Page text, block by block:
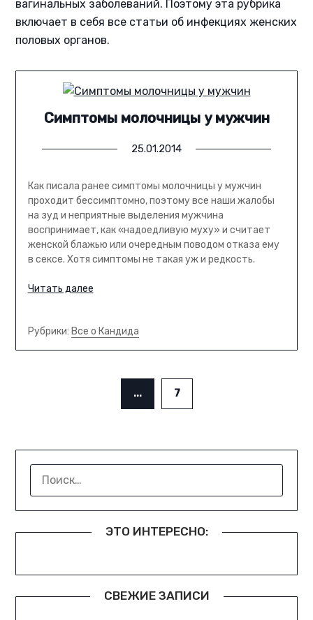
вагинальных заболеваний. Поэтому эта рубрика
включает в себя все статьи об инфекциях женских
половых органов.
Симптомы молочницы у мужчин
25.01.2014
Как писала ранее симптомы молочницы у мужчин
проходит бессимптомно, поэтому все наши жалобы
на зуд и неприятные выделения мужчина
воспринимает, как «надоедливую муху» и считает
женской блажью или очередным поводом отказа ему
в сексе. Хотя симптомы не такая уж и редкость.
Читать далее
Рубрики: Все о Кандида
... 7
ЭТО ИНТЕРЕСНО:
СВЕЖИЕ ЗАПИСИ